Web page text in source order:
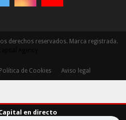
derechos reservados. Marca registrada.
Política de Cookies Aviso legal
en directo